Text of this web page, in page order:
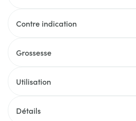
Contre indication
Grossesse
Utilisation
Détails